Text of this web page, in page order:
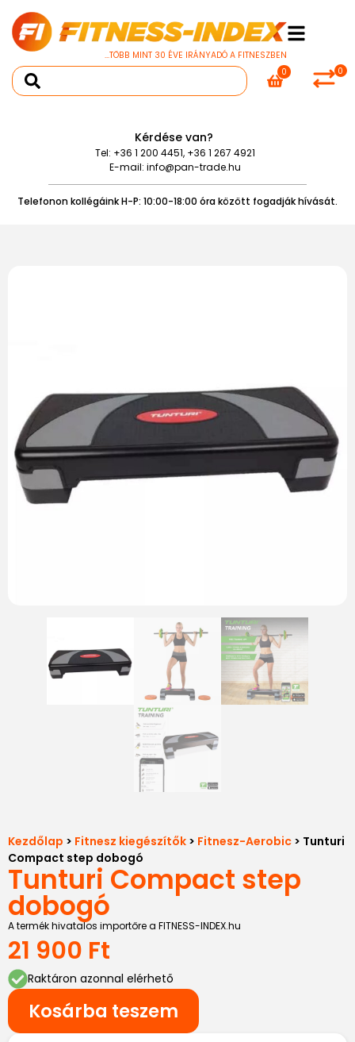
...TÖBB MINT 30 ÉVE IRÁNYADÓ A FITNESZBEN
0
0
Kérdése van?
Tel: +36 1 200 4451, +36 1 267 4921
E-mail: info@pan-trade.hu
Telefonon kollégáink H-P: 10:00-18:00 óra között fogadják hívását.
Kezdőlap > Fitnesz kiegészítők > Fitnesz-Aerobic > Tunturi
Compact step dobogó
Tunturi Compact step
dobogó
A termék hivatalos importőre a FITNESS-INDEX.hu
21 900 Ft
Raktáron azonnal elérhető
Kosárba teszem